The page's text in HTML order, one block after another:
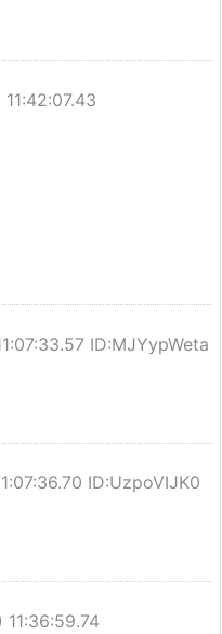
ID:MJYypWeta
ID:UzpoVIJK0